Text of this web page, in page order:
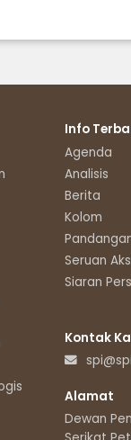
Info
Agenda
Analisis
Berita
Kolom
Seruan
Siaran Pers
Kontak
Alamat
Dewan